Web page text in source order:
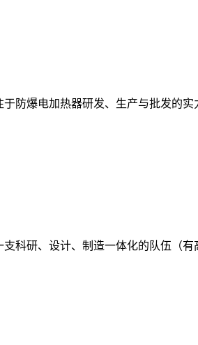
防爆电加热器研发、生产与批发的
科研、设计、制造一体化的队伍（